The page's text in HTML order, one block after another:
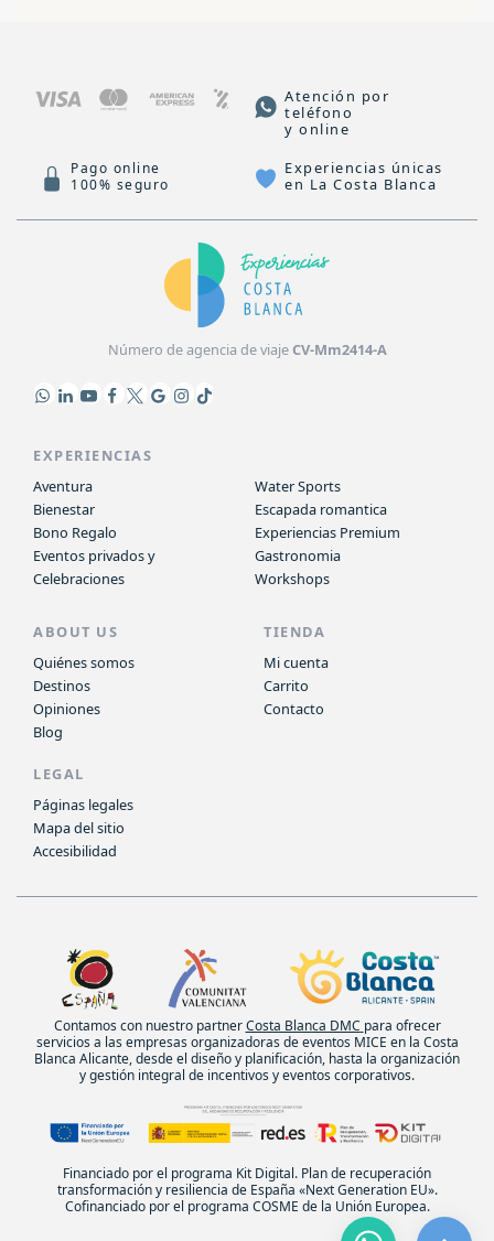
Atención por
teléfono
y online
Pago online
100% seguro
Experiencias únicas
en La Costa Blanca
Número de agencia de viajeCV-Mm2414-A
EXPERIENCIAS
Aventura
Bienestar
Bono Regalo
Eventos privados y
Celebraciones
Water Sports
Escapada romantica
Experiencias Premium
Gastronomia
Workshops
ABOUT US
Quiénes somos
Destinos
Opiniones
Blog
TIENDA
Mi cuenta
Carrito
Contacto
LEGAL
Páginas legales
Mapa del sitio
Accesibilidad
Contamos con nuestro partnerCosta Blanca DMC para ofrecer
servicios a las empresas organizadoras de eventos MICE en la Costa
Blanca Alicante, desde el diseño y planificación, hasta la organización
y gestión integral de incentivos y eventos corporativos.
Financiado por el programa Kit Digital. Plan de recuperación
transformación y resiliencia de España «Next Generation EU».
Cofinanciado por el programa COSME de la Unión Europea.